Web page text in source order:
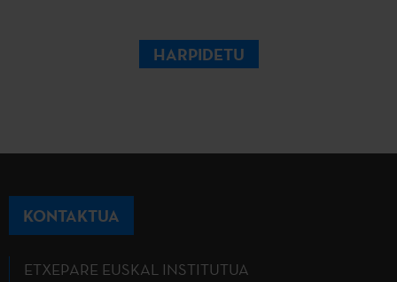
HARPIDETU
KONTAKTUA
ETXEPARE EUSKAL INSTITUTUA